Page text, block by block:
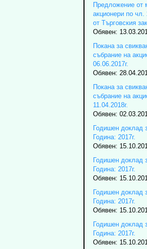
Предложение от
акционери по
от Търговския
Обявен:
Покана за
събрание на
06.06.2017г.
Обявен:
Покана за
събрание на
11.04.2018г.
Обявен:
Годишен доклад
Година: 2017г.
Обявен:
Годишен доклад
Година: 2017г.
Обявен:
Годишен доклад
Година: 2017г.
Обявен:
Годишен доклад
Година: 2017г.
Обявен: